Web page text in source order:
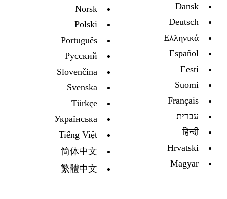
Dansk
Deutsch
Ελληνικά
Español
Eesti
Suomi
Français
עברית
हिन्दी
Hrvatski
Magyar
Norsk
Polski
Português
Русский
Slovenčina
Svenska
Türkçe
Украïнська
Tiếng Việt
简体中文
繁體中文